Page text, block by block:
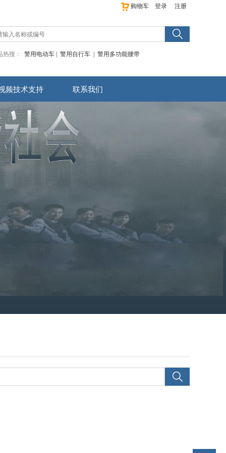
登录 注册
购物车
热搜： 警用电动车 警用自行车 警用多功能腰带
频技术支持 联系我们